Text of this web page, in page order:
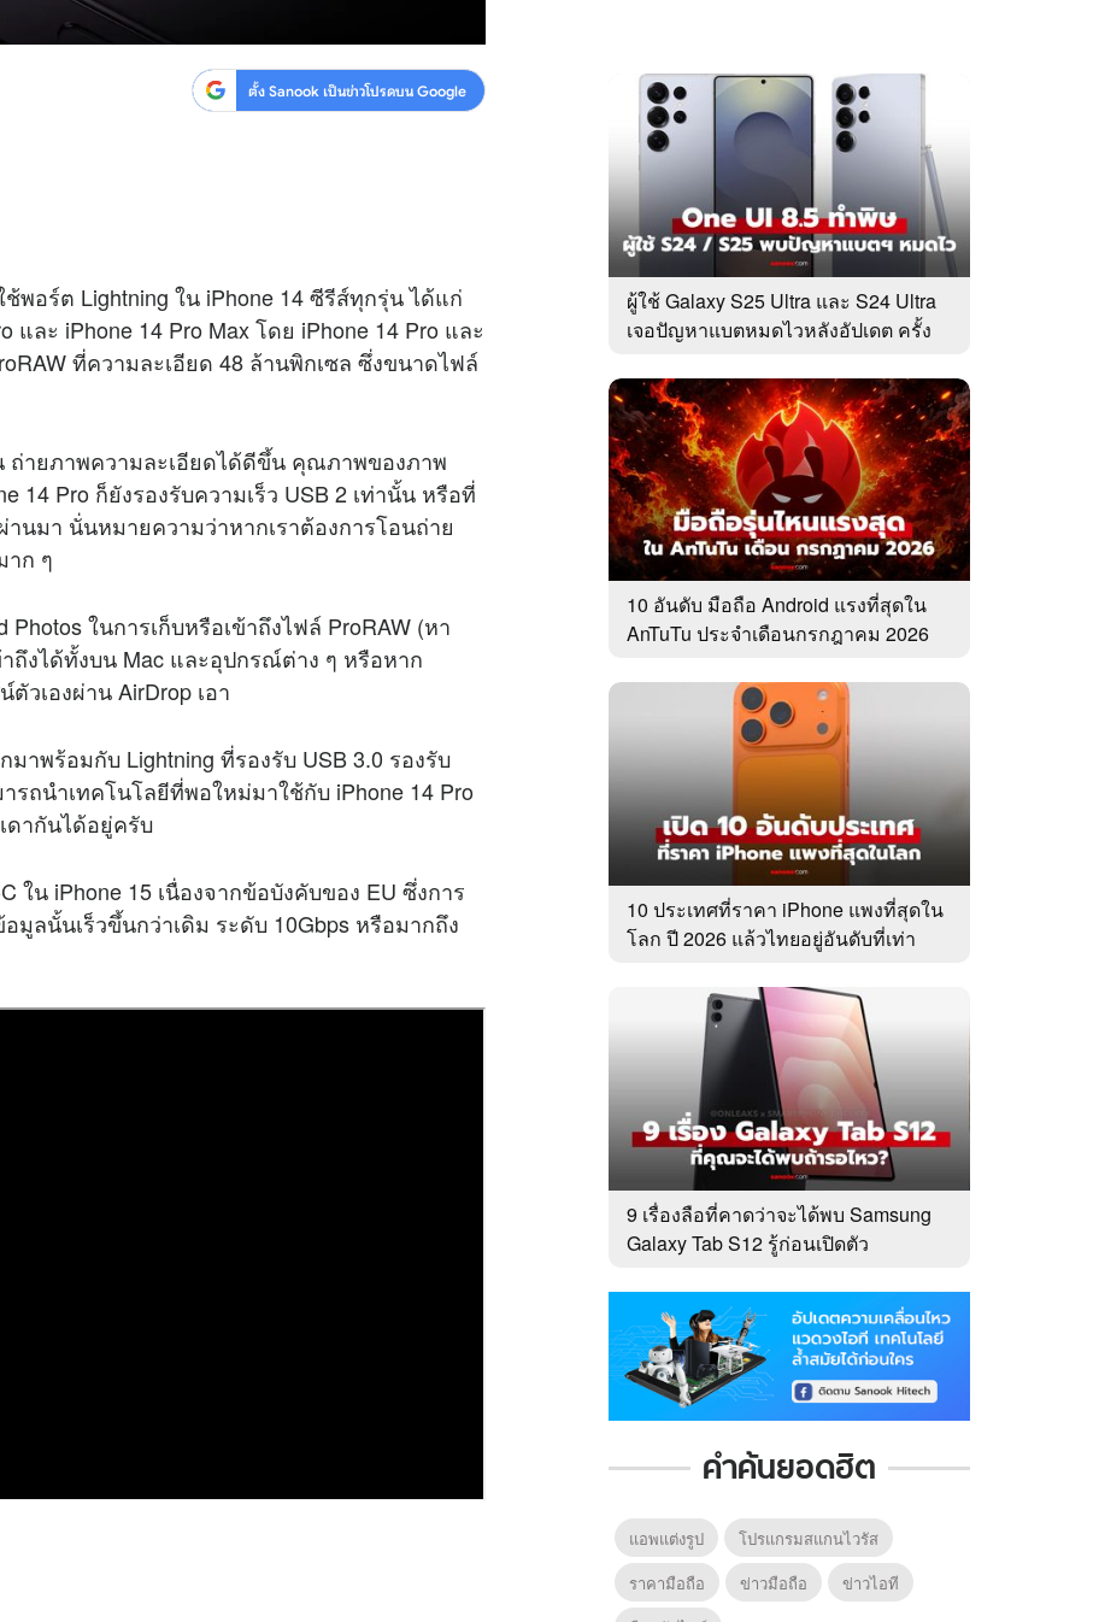
ตั้ง Sanook เป็นข่าวโปรดบน Google
พอร์ต Lightning ใน iPhone 14 ซีรีส์ทุกรุ่น ได้แก่
และ iPhone 14 Pro Max โดย iPhone 14 Pro และ
ที่ความละเอียด 48 ล้านพิกเซล ซึ่งขนาดไฟล์
ถ่ายภาพความละเอียดได้ดีขึ้น คุณภาพของภาพ
14 Pro ก็ยังรองรับความเร็ว USB 2 เท่านั้น หรือที่
านมา นั่นหมายความว่าหากเราต้องการโอนถ่าย
าก ๆ
ในการเก็บหรือเข้าถึงไฟล์ ProRAW (หา
าถึงได้ทั้งบน Mac และอุปกรณ์ต่าง ๆ หรือหาก
วเองผ่าน AirDrop เอา
มาพร้อมกับ Lightning ที่รองรับ USB 3.0 รองรับ
รถนำเทคโนโลยีที่พอใหม่มาใช้กับ iPhone 14 Pro
ดากันได้อยู่ครับ
ใน iPhone 15 เนื่องจากข้อบังคับของ EU ซึ่งการ
มูลนั้นเร็วขึ้นกว่าเดิม ระดับ 10Gbps หรือมากถึง
ผู้ใช้ Galaxy S25 Ultra และ S24 Ultra
เจอปัญหาแบตหมดไวหลังอัปเดต ครั้ง
10 อันดับ มือถือ Android แรงที่สุดใน
AnTuTu ประจำเดือนกรกฎาคม 2026
10 ประเทศที่ราคา iPhone แพงที่สุดใน
โลก ปี 2026 แล้วไทยอยู่อันดับที่เท่า
9 เรื่องลือที่คาดว่าจะได้พบ Samsung
Galaxy Tab S12 รู้ก่อนเปิดตัว
คำค้นยอดฮิต
แอพแต่งรูป
โปรแกรมสแกนไวรัส
ราคามือถือ
ข่าวมือถือ
ข่าวไอที